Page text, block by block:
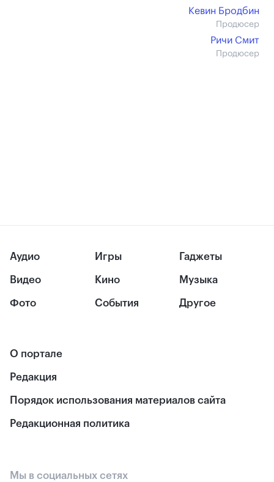
Кевин Бродбин
Продюсер
Ричи Смит
Продюсер
Аудио
Видео
Фото
Игры
Кино
События
Гаджеты
Музыка
Другое
О портале
Редакция
Порядок использования материалов сайта
Редакционная политика
Мы в социальных сетях